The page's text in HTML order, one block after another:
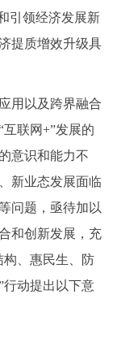
图说互动
人文北京
日本語
引领经济发展新
提质增效升级具
用以及跨界融合
联网+”发展的
意识和能力不
新业态发展面临
问题，亟待加以
和创新发展，充
构、惠民生、防
行动提出以下意